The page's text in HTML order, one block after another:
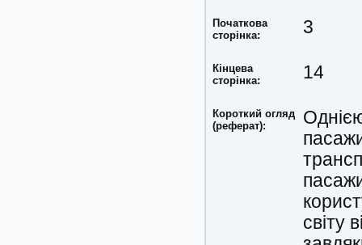
Початкова
сторінка:
3
Кінцева
сторінка:
14
Короткий огляд
(реферат):
світу